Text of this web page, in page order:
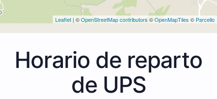
Leaflet | ©OpenStreetMap contributors ©OpenMapTiles © Parcello
Horario de reparto
de UPS